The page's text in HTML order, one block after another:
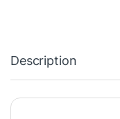
Description